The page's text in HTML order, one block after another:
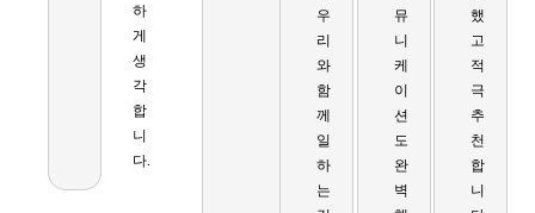
하
게
생
각
합
니
다.
우
리
와
함
께
일
하
는
뮤
니
케
이
션
도
완
벽
했
고
적
극
추
천
합
니